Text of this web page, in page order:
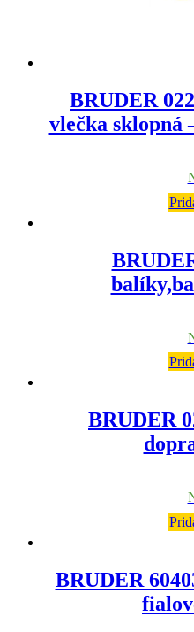
BRUDER
vlečka sklopná
BRUDER
BRUDER